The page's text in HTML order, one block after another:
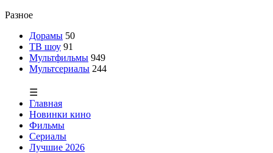
Разное
Дорамы 50
ТВ шоу 91
Мультфильмы 949
Мультсериалы 244
☰
Главная
Новинки кино
Фильмы
Сериалы
Лучшие 2026